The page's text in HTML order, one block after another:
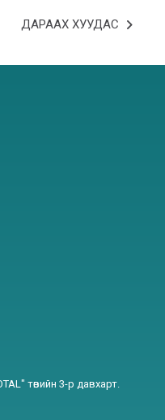
ДАРААХ ХУУДАС
төвийн 3-р давхарт.